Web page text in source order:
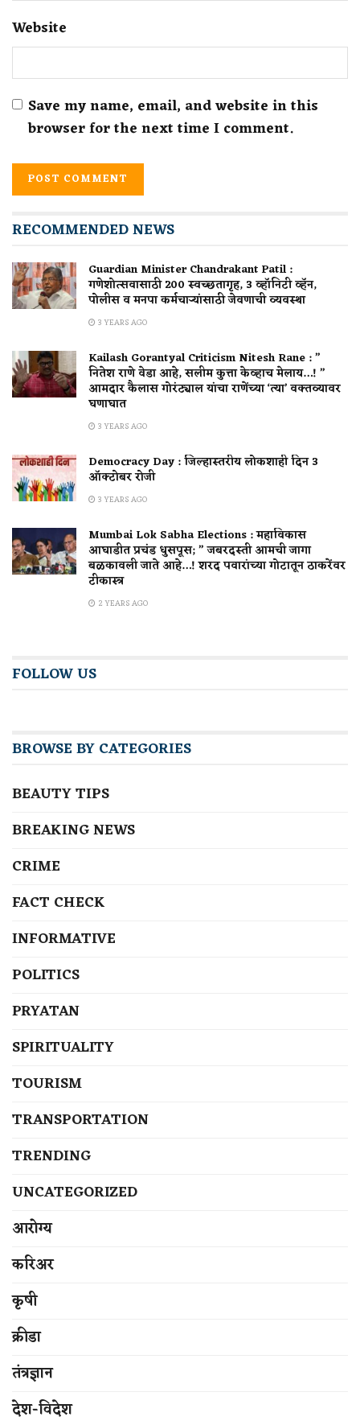
Website
Save my name, email, and website in this
browser for the next time I comment.
RECOMMENDED NEWS
Guardian Minister Chandrakant Patil :
गणेशोत्सवासाठी 200 स्वच्छतागृह, 3 व्हॉनिटी व्हॅन,
पोलीस व मनपा कर्मचाऱ्यांसाठी जेवणाची व्यवस्था
3 YEARS AGO
Kailash Gorantyal Criticism Nitesh Rane : ”
नितेश राणे वेडा आहे, सलीम कुत्ता केव्हाच मेलाय…! ”
आमदार कैलास गोरंट्याल यांचा राणेंच्या ‘त्या’ वक्तव्यावर
घणाघात
3 YEARS AGO
Democracy Day : जिल्हास्तरीय लोकशाही दिन 3
ऑक्टोबर रोजी
3 YEARS AGO
Mumbai Lok Sabha Elections : महाविकास
आघाडीत प्रचंड धुसपूस; ” जबरदस्ती आमची जागा
बळकावली जाते आहे…! शरद पवारांच्या गोटातून ठाकरेंवर
टीकास्त्र
2 YEARS AGO
FOLLOW US
BROWSE BY CATEGORIES
BEAUTY TIPS
BREAKING NEWS
CRIME
FACT CHECK
INFORMATIVE
POLITICS
PRYATAN
SPIRITUALITY
TOURISM
TRANSPORTATION
TRENDING
UNCATEGORIZED
आरोग्य
करिअर
कृषी
क्रीडा
तंत्रज्ञान
देश-विदेश